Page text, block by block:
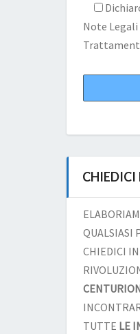
Note Legali
QUALSIASI
CHIEDICI
TUTTE LE